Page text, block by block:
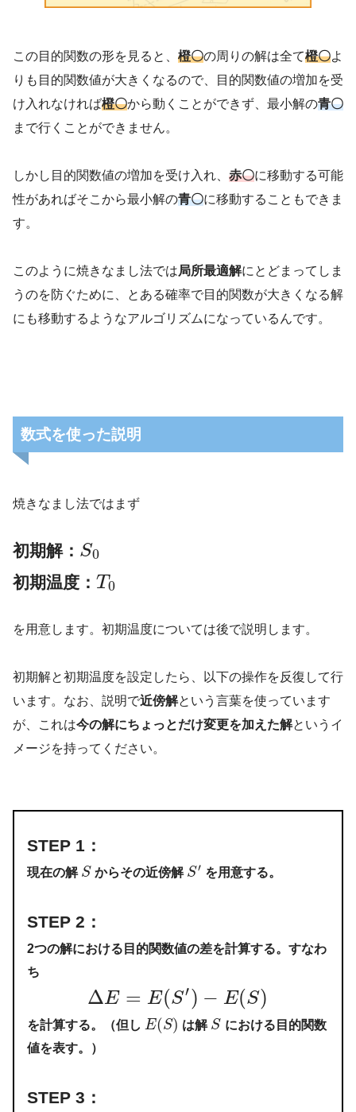
この目的関数の形を見ると、 橙〇の周りの解は全て橙〇よ
りも目的関数値が大きくなるので、目的関数値の増加を受
け入れなければ橙〇から動くことができず、最小解の青〇
まで行くことができません。
しかし目的関数値の増加を受け入れ、 赤〇に移動する可能
性があればそこから最小解の青〇に移動することもできま
す。
このように焼きなまし法では局所最適解にとどまってしま
うのを防ぐために、とある確率で目的関数が大きくなる解
にも移動するようなアルゴリズムになっているんです。
数式を使った説明
焼きなまし法ではまず
初期解： S0
初期温度： T0
を用意します。初期温度については後で説明します。
初期解と初期温度を設定したら、以下の操作を反復して行
います。なお、説明で近傍解という言葉を使っています
が、これは今の解にちょっとだけ変更を加えた解というイ
メージを持ってください。
STEP 1：
現在の解 S からその近傍解 S′ を用意する。
STEP 2：
2つの解における目的関数値の差を計算する。すなわ
ち
ΔE = E(S′) − E(S)
を計算する。（但し E(S) は解 S における目的関数
値を表す。）
STEP 3：